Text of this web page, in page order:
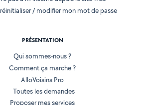
/ modifier mon mot de passe
PRÉSENTATION
Qui sommes-nous ?
Comment ça marche ?
AlloVoisins Pro
Toutes les demandes
Proposer mes services